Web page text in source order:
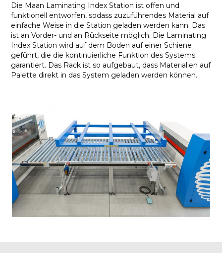
Die Maan Laminating Index Station ist offen und
funktionell entworfen, sodass zuzuführendes Material auf
einfache Weise in die Station geladen werden kann. Das
ist an Vorder- und an Rückseite möglich. Die Laminating
Index Station wird auf dem Boden auf einer Schiene
geführt, die die kontinuierliche Funktion des Systems
garantiert. Das Rack ist so aufgebaut, dass Materialien auf
Palette direkt in das System geladen werden können.